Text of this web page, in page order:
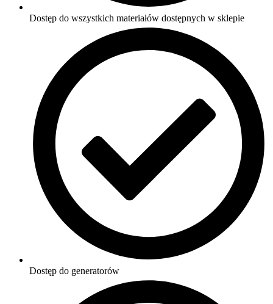
Dostęp do wszystkich materiałów dostępnych w sklepie
Dostęp do generatorów